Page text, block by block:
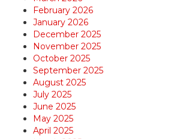
February 2026
January 2026
December 2025
November 2025
October 2025
September 2025
August 2025
July 2025
June 2025
May 2025
April 2025